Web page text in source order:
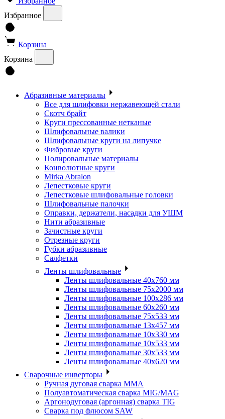
Избранное
Корзина
Корзина
Абразивные материалы
Все для шлифовки нержавеющей стали
Скотч брайт
Круги прессованные нетканые
Шлифовальные валики
Шлифовальные круги на липучке
Фибровые круги
Полировальные материалы
Конволютные круги
Mirka Abralon
Лепестковые круги
Лепестковые шлифовальные головки
Шлифовальные палочки
Оправки, держатели, насадки для УШМ
Нити абразивные
Зачистные круги
Отрезные круги
Губки абразивные
Салфетки
Ленты шлифовальные
Ленты шлифовальные 40х760 мм
Ленты шлифовальные 75х2000 мм
Ленты шлифовальные 100х286 мм
Ленты шлифовальные 60х260 мм
Ленты шлифовальные 75х533 мм
Ленты шлифовальные 13х457 мм
Ленты шлифовальные 10х330 мм
Ленты шлифовальные 10х533 мм
Ленты шлифовальные 30х533 мм
Ленты шлифовальные 40х620 мм
Сварочные инверторы
Ручная дуговая сварка MMA
Полуавтоматическая сварка MIG/MAG
Аргонодуговая (аргонная) сварка TIG
Сварка под флюсом SAW